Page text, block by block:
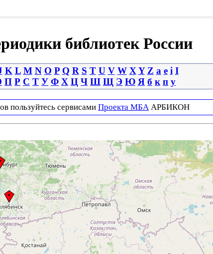
библиотек России
K L M N O P Q R S T U V W X Y Z a e i І
П Р С Т У Ф Х Ц Ч Ш Щ Э Ю Я б к п у
пользуйтесь сервисами Проекта МБА АРБИКОН